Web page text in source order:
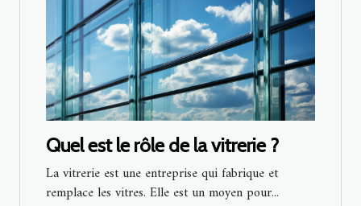
Quel est le rôle de la vitrerie ?
La vitrerie est une entreprise qui fabrique et
remplace les vitres. Elle est un moyen pour...